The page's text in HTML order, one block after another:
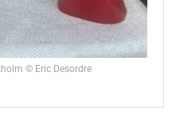
© Eric Desordre